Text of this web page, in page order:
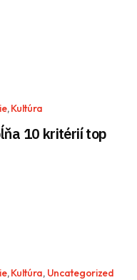
,Kultúra
10 kritérií top
,Kultúra, Uncategorized